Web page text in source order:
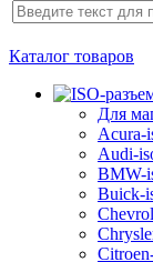
Каталог товаров
Для
Acura-
Audi-
BMW-
Buick-